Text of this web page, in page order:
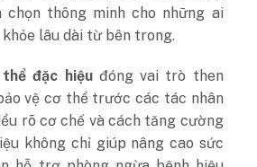
chọn thông minh cho những ai
khỏe lâu dài từ bên trong.
thể đặc hiệuđóng vai trò then
vệ cơ thể trước các tác nhân
rõ cơ chế và cách tăng cường
không chỉ giúp nâng cao sức